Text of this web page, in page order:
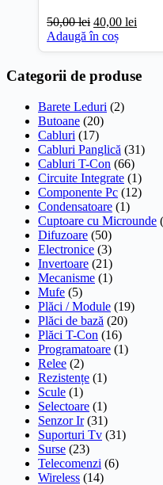
50,00lei Prețul
inițial
a
50,00 lei.
40,00 lei
este:
Adaugă în coș
Categorii de produse
Barete Leduri (2)
Butoane (20)
Cabluri (17)
Cabluri Panglică (31)
Cabluri T-Con (66)
Circuite Integrate (1)
Componente Pc (12)
Condensatoare (1)
Cuptoare cu Microunde
Difuzoare (50)
Electronice (3)
Invertoare (21)
Mecanisme (1)
Mufe (5)
Plăci / Module (19)
Plăci de bază (20)
Plăci T-Con (16)
Programatoare (1)
Relee (2)
Rezistențe (1)
Scule (1)
Selectoare (1)
Senzor Ir (31)
Suporturi Tv (31)
Surse (23)
Telecomenzi (6)
Wireless (14)